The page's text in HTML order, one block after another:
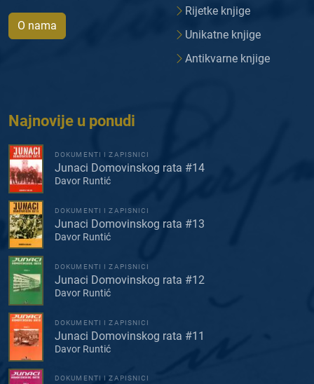
O nama
Rijetke knjige
Unikatne knjige
Antikvarne knjige
Najnovije u ponudi
DOKUMENTI I ZAPISNICI
Junaci Domovinskog rata #14
Davor Runtić
DOKUMENTI I ZAPISNICI
Junaci Domovinskog rata #13
Davor Runtić
DOKUMENTI I ZAPISNICI
Junaci Domovinskog rata #12
Davor Runtić
DOKUMENTI I ZAPISNICI
Junaci Domovinskog rata #11
Davor Runtić
DOKUMENTI I ZAPISNICI